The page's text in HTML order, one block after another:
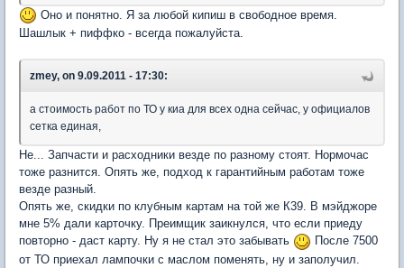
Оно и понятно. Я за любой кипиш в свободное время.
Шашлык + пиффко - всегда пожалуйста.
zmey, on 9.09.2011 - 17:30:
а стоимость работ по ТО у киа для всех одна сейчас, у официалов
сетка единая,
Не... Запчасти и расходники везде по разному стоят. Нормочас
тоже разнится. Опять же, подход к гарантийным работам тоже
везде разный.
Опять же, скидки по клубным картам на той же К39. В мэйджоре
мне 5% дали карточку. Преимщик заикнулся, что если приеду
повторно - даст карту. Ну я не стал это забывать
После 7500
от ТО приехал лампочки с маслом поменять, ну и заполучил.